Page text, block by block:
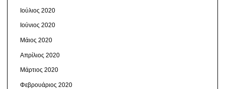
Ιούλιος 2020
Ιούνιος 2020
Μάιος 2020
Απρίλιος 2020
Μάρτιος 2020
Φεβρουάριος 2020